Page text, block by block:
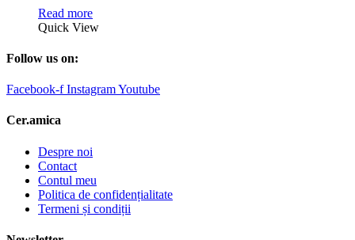
Read more
Quick View
Follow us on:
Facebook-f InstagramYoutube
Cer.amica
Despre noi
Contact
Contul meu
Politica de confidențialitate
Termeni și condiții